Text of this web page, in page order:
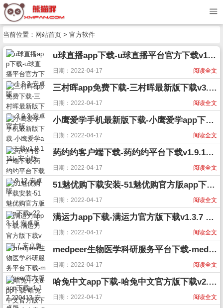
当前位置： 网站首页 > 官方软件
u球直播app下载-u球直播平台官方下载v1.8.3 安卓版
阅读全文
日期：2022-04-17
三村晖app免费下载-三村晖最新版下载v3.9.3 安卓官方版
阅读全文
日期：2022-04-17
小鹰爱学手机最新版下载-小鹰爱学app下载v1.0.1115 安卓版
阅读全文
日期：2022-04-17
药约约客户端下载-药约约平台下载v1.9.12 安卓版
阅读全文
日期：2022-04-17
51魅优购下载安装-51魅优购官方版app下载v22.3.14 安卓版
阅读全文
日期：2022-04-17
满运力app下载-满运力官方版下载v1.3.7 安卓版
阅读全文
日期：2022-04-17
medpeer生物医学科研服务平台下载-medpeer官方版app下载v1.17.220413 安卓版
阅读全文
日期：2022-04-17
哈兔中文app下载-哈兔中文官方版下载v2.1.4 安卓版
阅读全文
日期：2022-04-17